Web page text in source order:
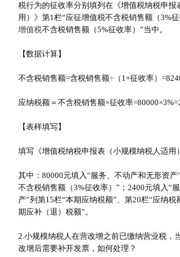
税行为的征收率分别填列在《增值税纳税申报
用）》第1栏“应征增值税不含税销售额（3%
增值税不含税销售额（5%征收率）”当中。
【数据计算】
不含税销售额=含税销售额÷（1+征收率）
应纳税额＝不含税销售额×征收率
【表样填写】
填写《增值税纳税申报表（小规模纳税人适用
其中：80000元填入“服务、不动产和无形资
不含税销售额（3%征收率）”；2400元填入“
产”列第15栏“本期应纳税额”、第20栏“应纳税
期应补（退）税额”。
2.小规模纳税人在营改增之前已缴纳营业税，
改增后需要补开发票，如何处理？